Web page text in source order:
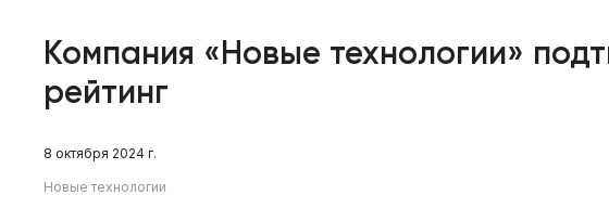
Компания «Новые технологии»
рейтинг
8 октября 2024 г.
Новые технологии